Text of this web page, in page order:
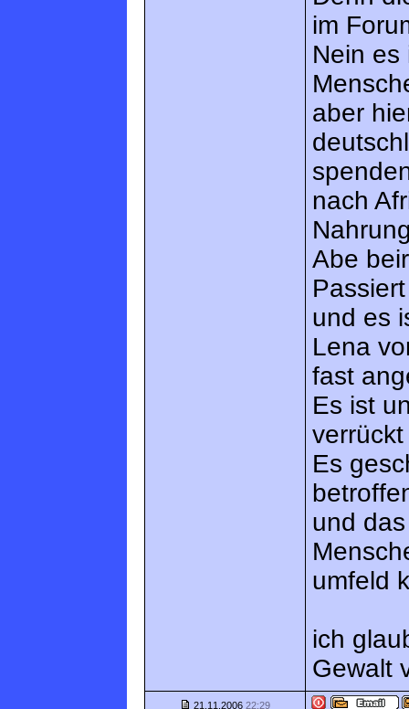
im
Nein es
aber
nach
Abe
und es
Lena
fast
Es ist
Es
und
umfeld
ich
Gewalt
21.11.200622:29